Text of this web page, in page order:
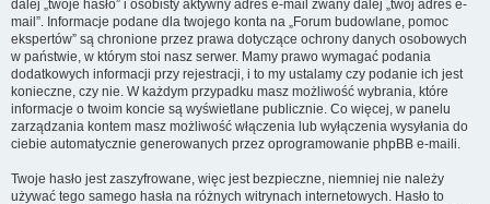
dalej „twoje hasło” i osobisty aktywny adres e-mail zwany dalej „twój adres e-
mail”. Informacje podane dla twojego konta na „Forum budowlane, pomoc
ekspertów” są chronione przez prawa dotyczące ochrony danych osobowych
w państwie, w którym stoi nasz serwer. Mamy prawo wymagać podania
dodatkowych informacji przy rejestracji, i to my ustalamy czy podanie ich jest
konieczne, czy nie. W każdym przypadku masz możliwość wybrania, które
informacje o twoim koncie są wyświetlane publicznie. Co więcej, w panelu
zarządzania kontem masz możliwość włączenia lub wyłączenia wysyłania do
ciebie automatycznie generowanych przez oprogramowanie phpBB e-maili.
Twoje hasło jest zaszyfrowane, więc jest bezpieczne, niemniej nie należy
używać tego samego hasła na różnych witrynach internetowych. Hasło to